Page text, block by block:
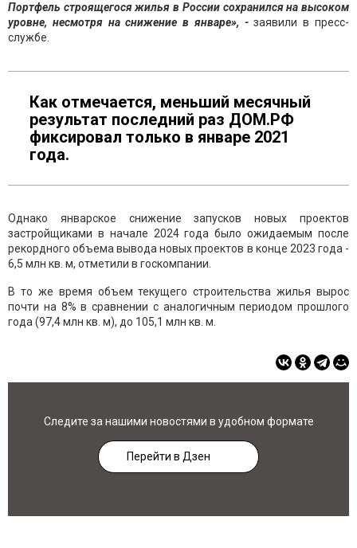
Портфель строящегося жилья в России сохранился на высоком
уровне, несмотря на снижение в январе», -заявили в пресс-
службе.
Как отмечается, меньший месячный
результат последний раз ДОМ.РФ
фиксировал только в январе 2021
года.
Однако январское снижение запусков новых проектов
застройщиками в начале 2024 года было ожидаемым после
рекордного объема вывода новых проектов в конце 2023 года -
6,5 млн кв. м, отметили в госкомпании.
В то же время объем текущего строительства жилья вырос
почти на 8% в сравнении с аналогичным периодом прошлого
года (97,4 млн кв. м), до 105,1 млн кв. м.
Следите за нашими новостями в удобном формате
Перейти в Дзен